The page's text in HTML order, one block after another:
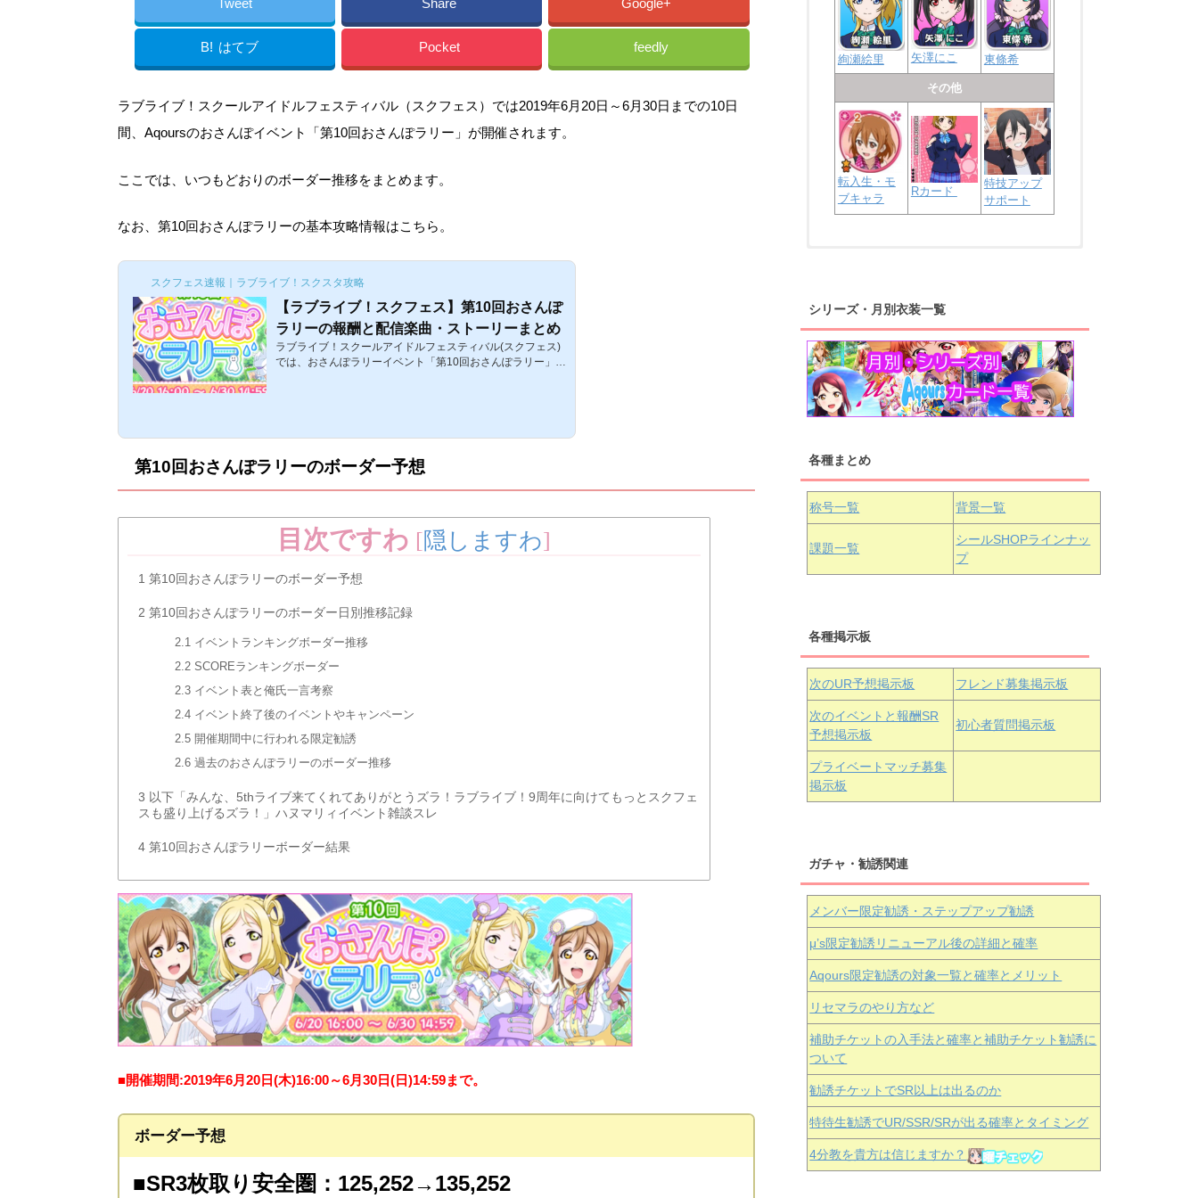
B! はてブ Pocket feedly
ラブライブ！スクールアイドルフェスティバル（スクフェス）では2019年6月20日～6月30日までの10日
間、Aqoursのおさんぽイベント「第10回おさんぽラリー」が開催されます。
ここでは、いつもどおりのボーダー推移をまとめます。
なお、第10回おさんぽラリーの基本攻略情報はこちら。
スクフェス速報｜ラブライブ！スクスタ攻略
【ラブライブ！スクフェス】第10回おさんぽ
ラリーの報酬と配信楽曲・ストーリーまとめ
ラブライブ！スクールアイドルフェスティバル(スクフェス)
では、おさんぽラリーイベント「第10回おさんぽラリー」が
についてまとめました。なお、ボーダーはこちら。第10回お
月30日(日)14:59まで。第10回おさんぽラリーについてで
第10回おさんぽラリーのボーダー予想
目次ですわ [隠しますわ]
1 第10回おさんぽラリーのボーダー予想
2 第10回おさんぽラリーのボーダー日別推移記録
2.1 イベントランキングボーダー推移
2.2 SCOREランキングボーダー
2.3 イベント表と俺氏一言考察
2.4 イベント終了後のイベントやキャンペーン
2.5 開催期間中に行われる限定勧誘
2.6 過去のおさんぽラリーのボーダー推移
3 以下「みんな、5thライブ来てくれてありがとうズラ！ラブライブ！9周年に向けてもっとスクフェ
スも盛り上げるズラ！」ハヌマリィイベント雑談スレ
4 第10回おさんぽラリーボーダー結果
■開催期間:2019年6月20日(木)16:00～6月30日(日)14:59まで。
ボーダー予想
■SR3枚取り安全圏：125,252→135,252
絢瀬絵里 矢澤にこ 東條希
その他
転入生・モ
ブキャラ
Rカード
特技アップ
サポート
桜内梨子 高海千歌 渡辺曜
浦の星女学院1年生
津島善子 黒澤ルビィ 国木田花丸
浦の星女学院3年生
黒澤ダイヤ
上原歩夢 宮下愛 優木せつ菜
虹ヶ咲学園1年生
中須かすみ 天王寺璃奈 桜坂しずく
近江彼方
エマ・ヴェ
シリーズ・月別衣装一覧
各種まとめ
称号一覧 背景一覧
課題一覧
シールSHOPラインナッ
プ
各種掲示板
次のUR予想掲示板 フレンド募集掲示板
次のイベントと報酬SR
予想掲示板
初心者質問掲示板
プライベートマッチ募集
掲示板
ガチャ・勧誘関連
メンバー限定勧誘・ステップアップ勧誘
μ’s限定勧誘リニューアル後の詳細と確率
Aqours限定勧誘の対象一覧と確率とメリット
リセマラのやり方など
補助チケットの入手法と確率と補助チケット勧誘に
ついて
勧誘チケットでSR以上は出るのか
特待生勧誘でUR/SSR/SRが出る確率とタイミング
4分教を貴方は信じますか？